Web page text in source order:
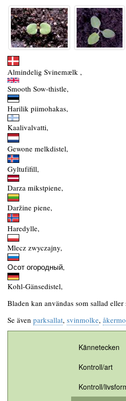
Almindelig Svinemælk ,
Smooth Sow-thistle,
Harilik piimohakas,
Kaalivalvatti,
Gewone melkdistel,
Gyltufífill,
Darza mikstpiene,
Daržine piene,
Haredylle,
Mlecz zwyczajny,
Осот огородный,
Kohl-Gänsedistel,
Bladen kan användas som sallad eller
Se även parksallat, svinmolke,
Kännetecken
Kontroll/art
Kontroll/